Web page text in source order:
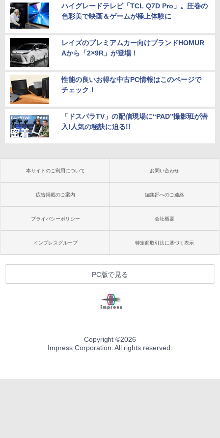
ハイグレードテレビ「TCL Q7D Pro」。圧巻の
色彩美で映画＆ゲームが極上体験に
レイズのプレミアムカー向けブランドHOMUR
Aから「2×9R」が登場！
性能の良いお得な中古PC情報はこのページで
チェック！
「ドスパラTV」の配信現場に“PAD”撮影班が潜
入!人気の秘訣に迫る!!
本サイトのご利用について お問い合わせ
広告掲載のご案内 編集部へのご連絡
プライバシーポリシー 会社概要
インプレスグループ 特定商取引法に基づく表示
PC版で見る
Copyright ©2026
Impress Corporation. All rights reserved.